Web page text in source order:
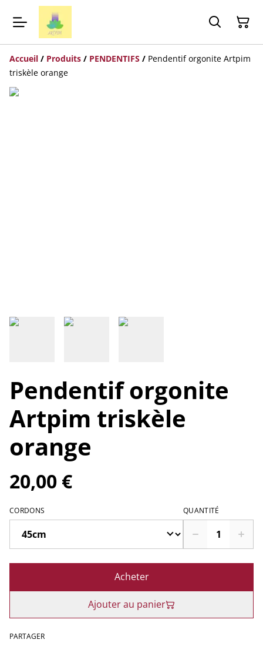
Accueil / Produits / PENDENTIFS / Pendentif orgonite Artpim
triskèle orange
Pendentif orgonite
Artpim triskèle
orange
20,00 €
CORDONS QUANTITÉ
Acheter
Ajouter au panier
PARTAGER